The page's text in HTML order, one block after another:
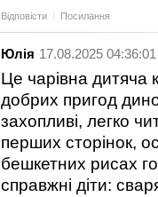
Відповісти Посилання
Юлія 17.08.2025 04:36:01
Це чарівна дитяча
добрих пригод
захопливі, легко
перших сторінок,
бешкетних рисах
справжні діти: